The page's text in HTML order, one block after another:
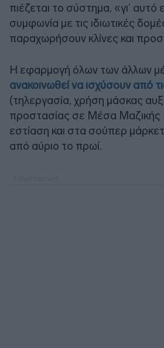
πιέζεται το σύστημα, «γι’
συμφωνία με τις ιδιωτικές
παραχωρήσουν κλίνες και
Η εφαρμογή όλων των άλλων
ανακοινωθεί να ισχύσουν από
(τηλεργασία, χρήση μάσκας
προστασίας σε Μέσα
εστίαση και στα σούπερ
από αύριο το πρωί.